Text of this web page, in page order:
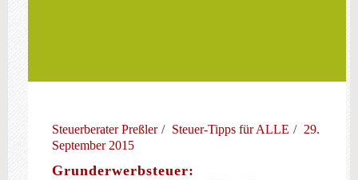
Steuerberater Preßler Steuer-Tipps für ALLE
29.
September 2015
Grunderwerbsteuer: